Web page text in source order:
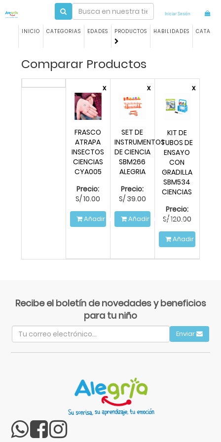
Iniciar Sesión
INICIO CATEGORIAS EDADES PRODUCTOS HABILIDADES
Comparar Productos
x
FRASCO
ATRAPA
INSECTOS
CIENCIAS
CYA005
Precio:
S/10.00
Añadir a la Cesta
x
SET DE
INSTRUMENTOS
DE CIENCIA
SBM266
ALEGRIA
Precio:
S/ 39.00
Añadir a la Cesta
x
KIT DE
TUBOS DE
ENSAYO
CON
GRADILLA
SBM534
CIENCIAS
Precio:
S/120.00
Añadir a la
Recibe el boletín de novedades y beneficios
para tu niño
Enviar